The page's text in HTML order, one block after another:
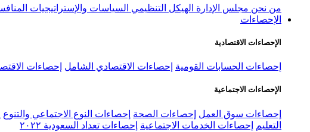
من نحن مجلس الإدارة الهيكل التنظيمي السياسات والإستراتيجيات
الإحصاءات
الإحصاءات الاقتصادية
إحصاءات الحسابات القومية إحصاءات الاقتصادي الشامل إحصاءات
الإحصاءات الاجتماعية
إحصاءات سوق العمل إحصاءات الصحة إحصاءات النوع الاجتماعي والتنوع
التعليم
إحصاءات الخدمات الاجتماعية إحصاءات تعداد السعودية ٢٠٢٢